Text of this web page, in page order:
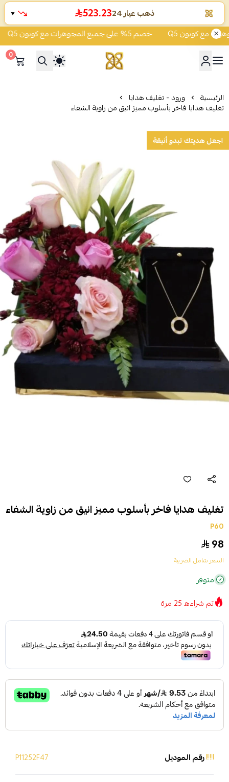
خصم 5% على جميع المجوهرات مع كوبون Q5
شركة قمة زاوية الشفاء
0
الرئيسية ورود - تغليف هدايا
تغليف هدايا فاخر بأسلوب مميز انيق من زاوية الشفاء
اجعل هديتك تبدو أنيقة
تغليف هدايا فاخر بأسلوب مميز انيق من زاوية الشفاء
P60
98
السعر شامل الضريبة
متوفر
تم شراءه25 مرة
رقم الموديل P11252F47
ذهب عيار 24 523.2
▼